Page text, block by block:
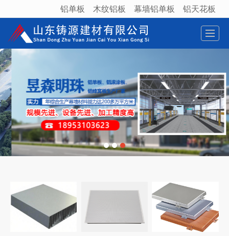
很遗憾，因您的浏览器版本过低导致无法获得最佳浏览体验，推荐下载安装谷歌浏览器！
铝单板 木纹铝板 幕墙铝单板 铝天花板